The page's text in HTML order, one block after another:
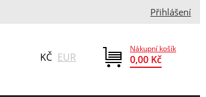
Přihlášení
Nákupní košík
0,00 Kč
KČ EUR